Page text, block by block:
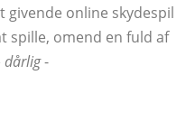
givende online skydespil
spille, omend en fuld af
dårlig-